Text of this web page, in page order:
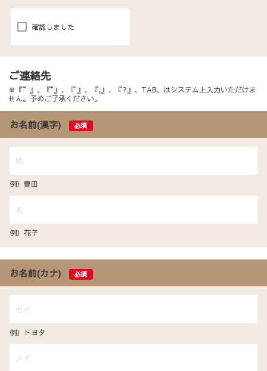
確認しました
ご連絡先
※『”』、『"』、『'』、『,』、『?』、TAB、はシステム上入力いただけま
せん。予めご了承ください。
お名前(漢字) 必須
例）豊田
例）花子
お名前(カナ) 必須
例）トヨタ